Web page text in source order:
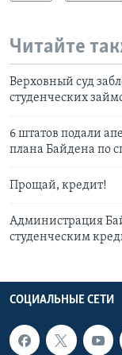
Читайте
Верховный суд
студенческих
6 штатов подали
плана Байдена по
Прощай, кредит!
Администрация
студенческим
СОЦИАЛЬНЫЕ СЕТИ